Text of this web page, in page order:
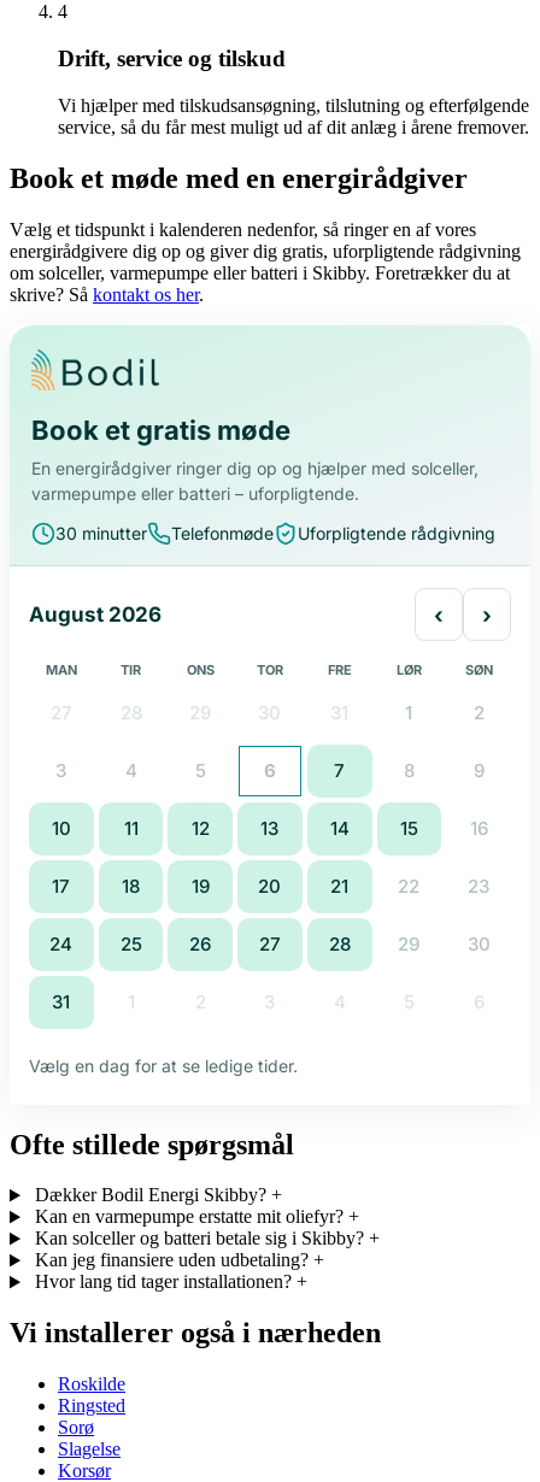
4
Drift, service og tilskud
Vi hjælper med tilskudsansøgning, tilslutning og efterfølgende
service, så du får mest muligt ud af dit anlæg i årene fremover.
Book et møde med en energirådgiver
Vælg et tidspunkt i kalenderen nedenfor, så ringer en af vores
energirådgivere dig op og giver dig gratis, uforpligtende rådgivning
om solceller, varmepumpe eller batteri i Skibby. Foretrækker du at
skrive? Så kontakt os her.
Ofte stillede spørgsmål
Dækker Bodil Energi Skibby? +
Kan en varmepumpe erstatte mit oliefyr? +
Kan solceller og batteri betale sig i Skibby? +
Kan jeg finansiere uden udbetaling? +
Hvor lang tid tager installationen? +
Vi installerer også i nærheden
Roskilde
Ringsted
Sorø
Slagelse
Korsør